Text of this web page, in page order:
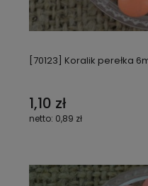
[70123] Koralik perełka
1,10 zł
0,89 zł